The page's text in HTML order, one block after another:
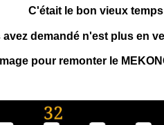
C'était le bon vieux
demandé n'est plus en
pour remonter le